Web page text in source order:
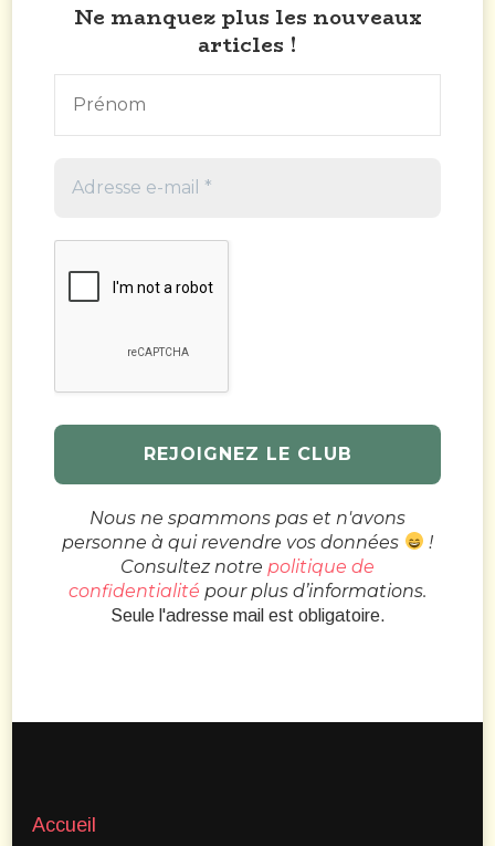
Ne manquez plus les nouveaux
articles !
Nous ne spammons pas et n'avons
personne à qui revendre vos données
!
Consultez notre politique de
confidentialité pour plus d’informations.
Seule l'adresse mail est obligatoire.
Accueil